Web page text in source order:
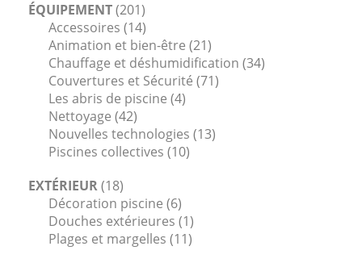
ÉQUIPEMENT(201)
Accessoires (14)
Animation et bien-être (21)
Chauffage et déshumidification (34)
Couvertures et Sécurité (71)
Les abris de piscine (4)
Nettoyage (42)
Nouvelles technologies (13)
Piscines collectives (10)
EXTÉRIEUR(18)
Décoration piscine (6)
Douches extérieures (1)
Plages et margelles (11)